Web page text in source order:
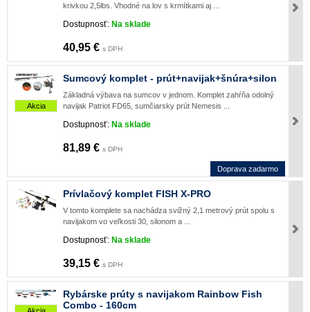
krivkou 2,5lbs. Vhodné na lov s krmítkami aj ...
Dostupnosť: Na sklade
40,95 € s DPH
Akcia
Sumcový komplet - prút+navijak+šnúra+silon
Základná výbava na sumcov v jednom. Komplet zahŕňa odolný
navijak Patriot FD65, sumčiarsky prút Nemesis ...
Dostupnosť: Na sklade
81,89 € s DPH
Doprava zadarmo
Prívlačový komplet FISH X-PRO
V tomto komplete sa nachádza svižný 2,1 metrový prút spolu s
navijakom vo veľkosti 30, silonom a ...
Dostupnosť: Na sklade
39,15 € s DPH
Akcia
Rybárske prúty s navijakom Rainbow Fish
Combo - 160cm